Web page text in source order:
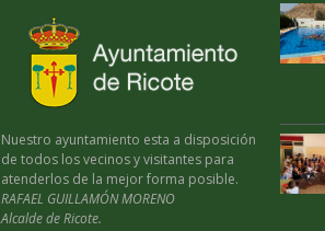
Nuestro ayuntamiento esta a disposición
de todos los vecinos y visitantes para
atenderlos de la mejor forma posible.
RAFAEL GUILLAMÓN MORENO
Alcalde de Ricote.